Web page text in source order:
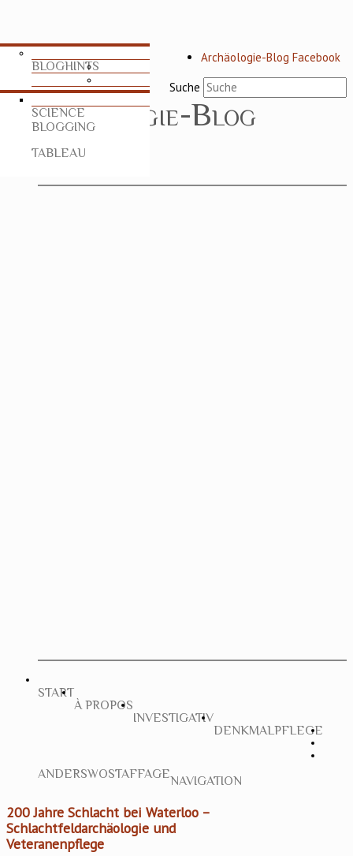
Archäologie-Blog Facebook
Suche
START
À PROPOS
INVESTIGATIV
DENKMALPFLEGE
ANDERSWOSTAFFAGE
BLOGHINTS
SCHRIFTEN
SCIENCE
BLOGGING
TABLEAU
NAVIGATION
200 Jahre Schlacht bei Waterloo –
Schlachtfeldarchäologie und
Veteranenpflege